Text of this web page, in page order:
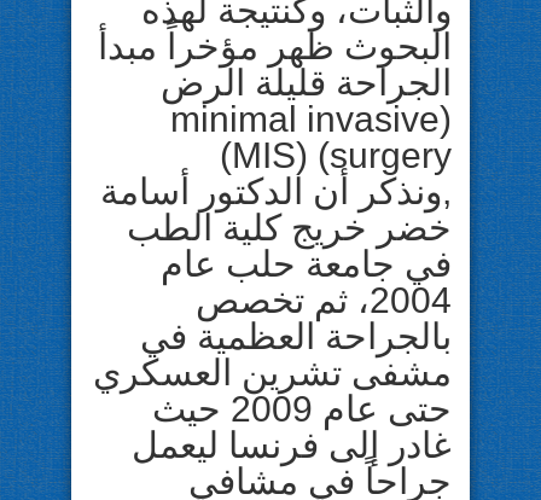
والثبات، وكنتيجة لهذه
البحوث ظهر مؤخراً مبدأ
الجراحة قليلة الرض
(minimal invasive
surgery) (MIS)
,ونذكر أن الدكتور أسامة
خضر خريج كلية الطب
في جامعة حلب عام
2004، ثم تخصص
بالجراحة العظمية في
مشفى تشرين العسكري
حتى عام 2009 حيث
غادر إلى فرنسا ليعمل
جراحاً في مشافي